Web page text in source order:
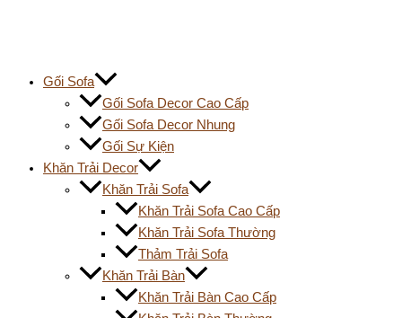
Gối Sofa
Gối Sofa Decor Cao Cấp
Gối Sofa Decor Nhung
Gối Sự Kiện
Khăn Trải Decor
Khăn Trải Sofa
Khăn Trải Sofa Cao Cấp
Khăn Trải Sofa Thường
Thảm Trải Sofa
Khăn Trải Bàn
Khăn Trải Bàn Cao Cấp